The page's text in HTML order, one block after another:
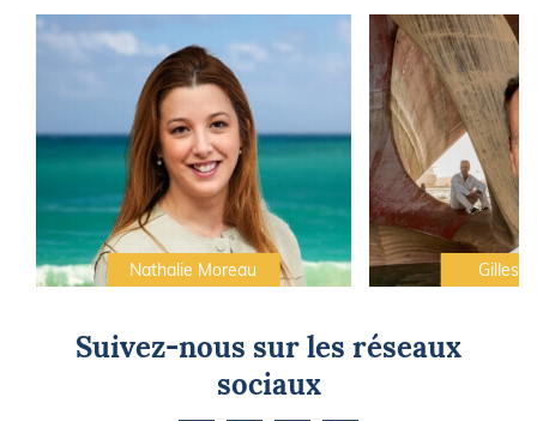
Nathalie Moreau Gilles
Suivez-nous sur les réseaux
sociaux